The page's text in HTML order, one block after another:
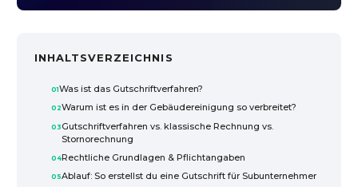
INHALTSVERZEICHNIS
Was ist das Gutschriftverfahren?
Warum ist es in der Gebäudereinigung so verbreitet?
Gutschriftverfahren vs. klassische Rechnung vs.
Stornorechnung
Rechtliche Grundlagen & Pflichtangaben
Ablauf: So erstellst du eine Gutschrift für Subunternehmer